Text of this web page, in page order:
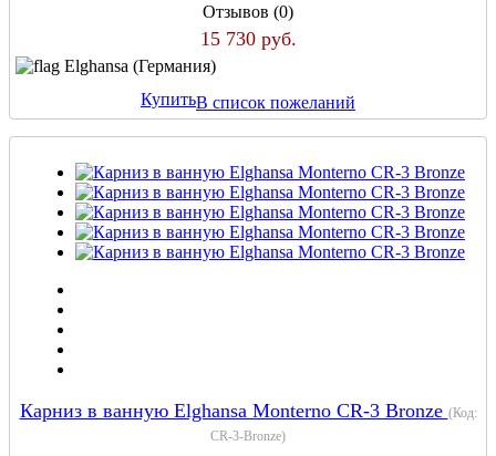
Отзывов (0)
15 730 руб.
Elghansa (Германия)
КупитьВ список пожеланий
Карниз в ванную Elghansa Monterno CR-3 Bronze (Код:
CR-3-Bronze)